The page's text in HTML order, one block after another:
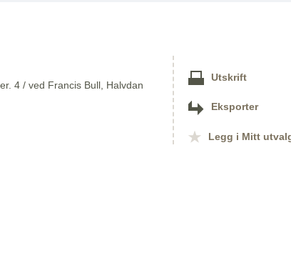
4 / ved Francis Bull, Halvdan
Utskrift
Eksporter
Legg i Mitt